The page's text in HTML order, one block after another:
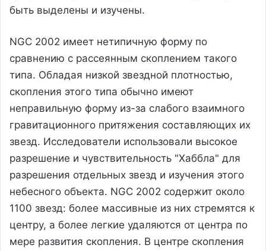
быть выделены и изучены.
NGC 2002 имеет нетипичную форму по
сравнению с рассеянным скоплением такого
типа. Обладая низкой звездной плотностью,
скопления этого типа обычно имеют
неправильную форму из-за слабого взаимного
гравитационного притяжения составляющих их
звезд. Исследователи использовали высокое
разрешение и чувствительность "Хаббла" для
разрешения отдельных звезд и изучения этого
небесного объекта. NGC 2002 содержит около
1100 звезд: более массивные из них стремятся к
центру, а более легкие удаляются от центра по
мере развития скопления. В центре скопления